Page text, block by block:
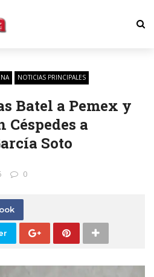
NOTICIAS PRINCIPALES
Batel a Pemex y
Céspedes a
Soto
0